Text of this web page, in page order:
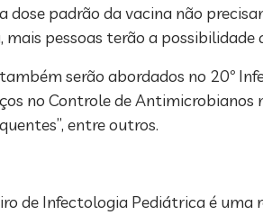
dose padrão da vacina não
mais pessoas terão a
serão abordados no 20º
no Controle de
entre outros.
de Infectologia Pediátrica é